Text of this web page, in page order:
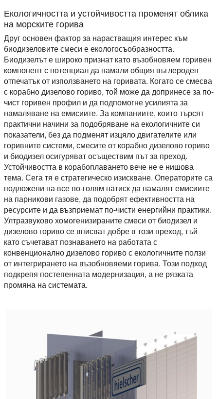
Екологичността и устойчивостта променят облика
на морските горива
Друг основен фактор за нарастващия интерес към
биодизеловите смеси е екологосъобразността.
Биодизелът е широко признат като възобновяем горивен
компонент с потенциал да намали общия въглероден
отпечатък от използването на горивата. Когато се смесва
с корабно дизелово гориво, той може да допринесе за по-
чист горивен профил и да подпомогне усилията за
намаляване на емисиите. За компаниите, които търсят
практични начини за подобряване на екологичните си
показатели, без да подменят изцяло двигателите или
горивните системи, смесите от корабно дизелово гориво
и биодизел осигуряват осъществим път за преход.
Устойчивостта в корабоплаването вече не е нишова
тема. Сега тя е стратегическо изискване. Операторите са
подложени на все по-голям натиск да намалят емисиите
на парникови газове, да подобрят ефективността на
ресурсите и да възприемат по-чисти енергийни практики.
Ултразвуково хомогенизираните смеси от биодизел и
дизелово гориво се вписват добре в този преход, тъй
като съчетават познаването на работата с
конвенционално дизелово гориво с екологичните ползи
от интегрирането на възобновяеми горива. Този подход
подкрепя постепенната модернизация, а не рязката
промяна на системата.